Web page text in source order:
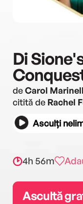
Di
deCarol
citită de Rachel
Asculți
4h 56m
Ascultă